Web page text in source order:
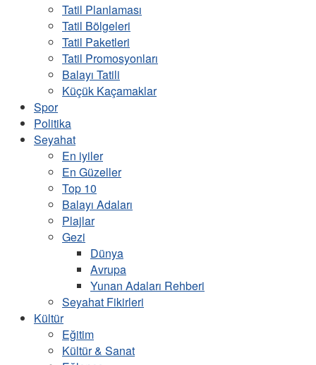
Tatil Planlaması
Tatil Bölgeleri
Tatil Paketleri
Tatil Promosyonları
Balayı Tatili
Küçük Kaçamaklar
Spor
Politika
Seyahat
En iyiler
En Güzeller
Top 10
Balayı Adaları
Plajlar
Gezi
Dünya
Avrupa
Yunan Adaları Rehberi
Seyahat Fikirleri
Kültür
Eğitim
Kültür & Sanat